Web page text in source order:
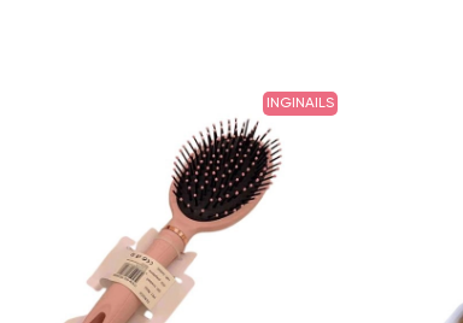
INGINAILS